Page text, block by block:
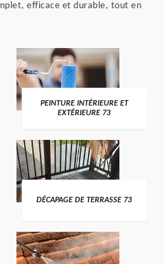
efficace et durable, tout en
PEINTURE INTÉRIEURE ET
EXTÉRIEURE 73
DÉCAPAGE DE TERRASSE 73